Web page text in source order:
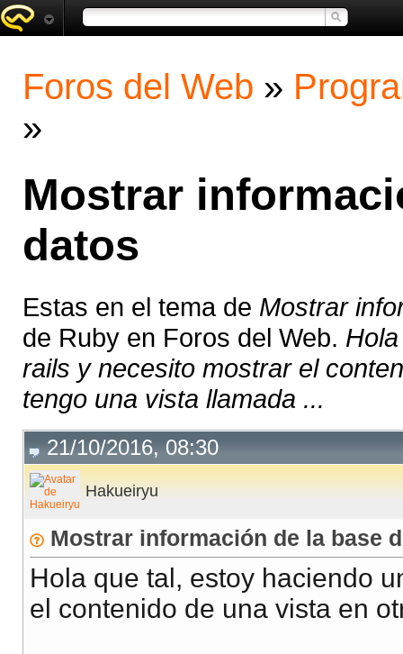
Foros del Web »
»
Mostrar
datos
Estas en el tema de Mostrar
de Ruby en Foros del Web.
rails y necesito mostrar el
tengo una vista llamada ...
21/10/2016, 08:30
Hakueiryu
Mostrar información de la base
Hola que tal, estoy haciendo
el contenido de una vista en